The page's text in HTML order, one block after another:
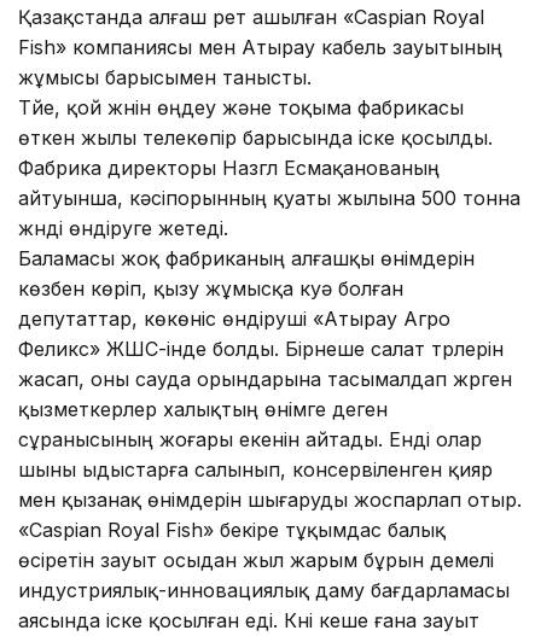
Қазақстанда алғаш рет ашылған «Caspian Royal
Fish» компаниясы мен Атырау кабель зауытының
жұмысы барысымен танысты.
Түйе, қой жүнін өңдеу және тоқыма фабрикасы
өткен жылы телекөпір барысында іске қосылды.
Фабрика директоры Назгүл Есмақанованың
айтуынша, кәсіпорынның қуаты жылына 500 тонна
жүнді өндіруге жетеді.
Баламасы жоқ фабриканың алғашқы өнімдерін
көзбен көріп, қызу жұмысқа куә болған
депутаттар, көкөніс өндіруші «Атырау Агро
Феликс» ЖШС-інде болды. Бірнеше салат түрлерін
жасап, оны сауда орындарына тасымалдап жүрген
қызметкерлер халықтың өнімге деген
сұранысының жоғары екенін айтады. Енді олар
шыны ыдыстарға салынып, консервіленген қияр
мен қызанақ өнімдерін шығаруды жоспарлап отыр.
«Caspian Royal Fish» бекіре тұқымдас балық
өсіретін зауыт осыдан жыл жарым бұрын үдемелі
индустриялық-инновациялық даму бағдарламасы
аясында іске қосылған еді. Күні кеше ғана зауыт